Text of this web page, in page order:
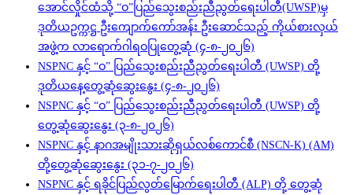
အောင်လှိုင်ထံသို့ “ဝ”ပြည်သွေးစည်းညီညွတ်ရေးပါတီ(UWSP)မှ
ဒုတိယဥက္ကဋ္ဌ ဦးကျောက်ကော်အန်း ဦးဆောင်သည့် ကိုယ်စားလှယ်
အဖွဲ့က လာရောက်ဂါရဝပြုတွေ့ဆုံ (၄-၈-၂၀၂၆)
NSPNC နှင့် “ဝ” ပြည်သွေးစည်းညီညွတ်ရေးပါတီ (UWSP) တို့
ဒုတိယနေ့တွေ့ဆုံဆွေးနွေး (၄-၈-၂၀၂၆)
NSPNC နှင့် “ဝ” ပြည်သွေးစည်းညီညွတ်ရေးပါတီ (UWSP) တို့
တွေ့ဆုံဆွေးနွေး (၃-၈-၂၀၂၆)
NSPNC နှင့် နာဂအမျိုးသားဆိုရှယ်လစ်ကောင်စီ (NSCN-K) (AM)
တို့တွေ့ဆုံဆွေးနွေး (၃၁-၇-၂၀၂၆)
NSPNC နှင့် ရခိုင်ပြည်လွတ်မြောက်ရေးပါတီ (ALP) တို့ တွေ့ဆုံ